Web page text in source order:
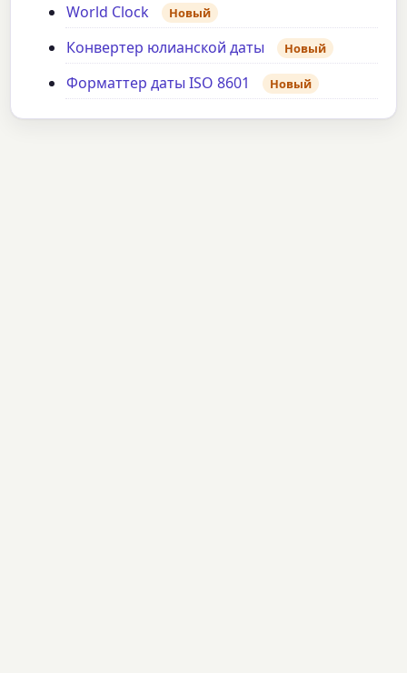
World Clock Новый
Конвертер юлианской даты Новый
Форматтер даты ISO 8601 Новый